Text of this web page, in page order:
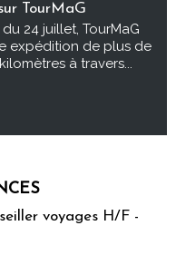
TourMaG
24 juillet, TourMaG
expédition de plus de
à travers...
voyages H/F -